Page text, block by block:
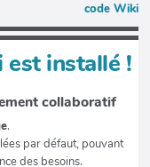
code Wiki